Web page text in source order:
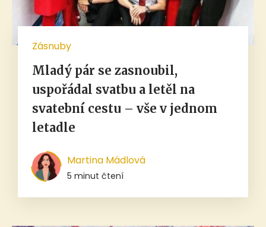
Zásnuby
Mladý pár se zasnoubil,
uspořádal svatbu a letěl na
svatební cestu – vše v jednom
letadle
Martina Mádlová
5 minut čtení